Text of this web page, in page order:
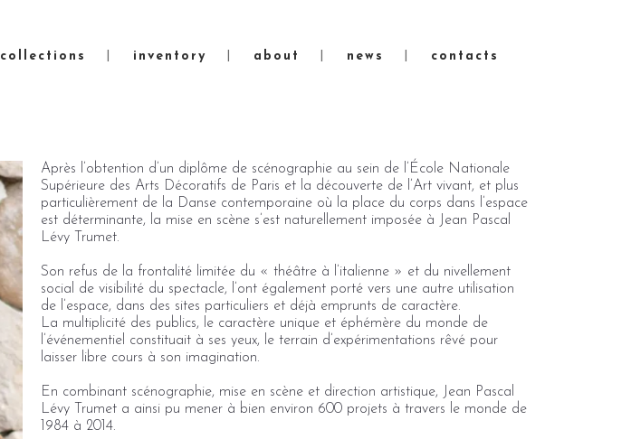
collections inventory about news contacts
Après l’obtention d’un diplôme de scénographie au sein de l’École Nationale
Supérieure des Arts Décoratifs de Paris et la découverte de l’Art vivant, et plus
particulièrement de la Danse contemporaine où la place du corps dans l’espace
est déterminante, la mise en scène s’est naturellement imposée à Jean Pascal
Lévy Trumet.
Son refus de la frontalité limitée du « théâtre à l’italienne » et du nivellement
social de visibilité du spectacle, l’ont également porté vers une autre utilisation
de l’espace, dans des sites particuliers et déjà emprunts de caractère.
La multiplicité des publics, le caractère unique et éphémère du monde de
l’événementiel constituait à ses yeux, le terrain d’expérimentations rêvé pour
laisser libre cours à son imagination.
En combinant scénographie, mise en scène et direction artistique, Jean Pascal
Lévy Trumet a ainsi pu mener à bien environ 600 projets à travers le monde de
1984 à 2014.